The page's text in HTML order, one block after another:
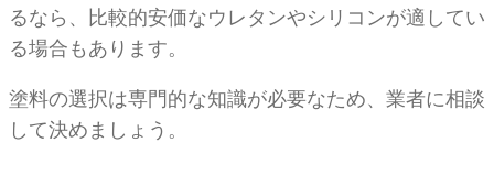
るなら、比較的安価なウレタンやシリコンが適してい
る場合もあります。
塗料の選択は専門的な知識が必要なため、業者に相談
して決めましょう。